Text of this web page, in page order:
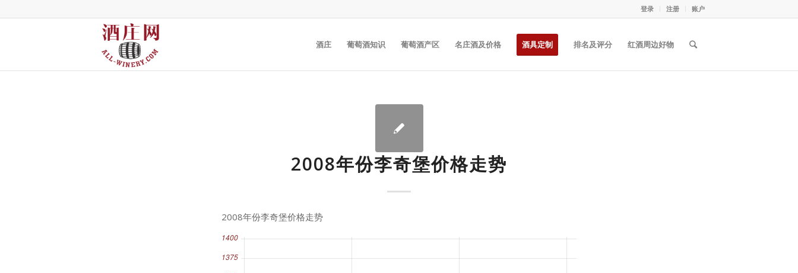
登录 注册 账户
酒庄 葡萄酒知识 葡萄酒产区 名庄酒及价格 酒具定制 排名及评分 红酒周边好物
2008年份李奇堡价格走势
2008年份李奇堡价格走势